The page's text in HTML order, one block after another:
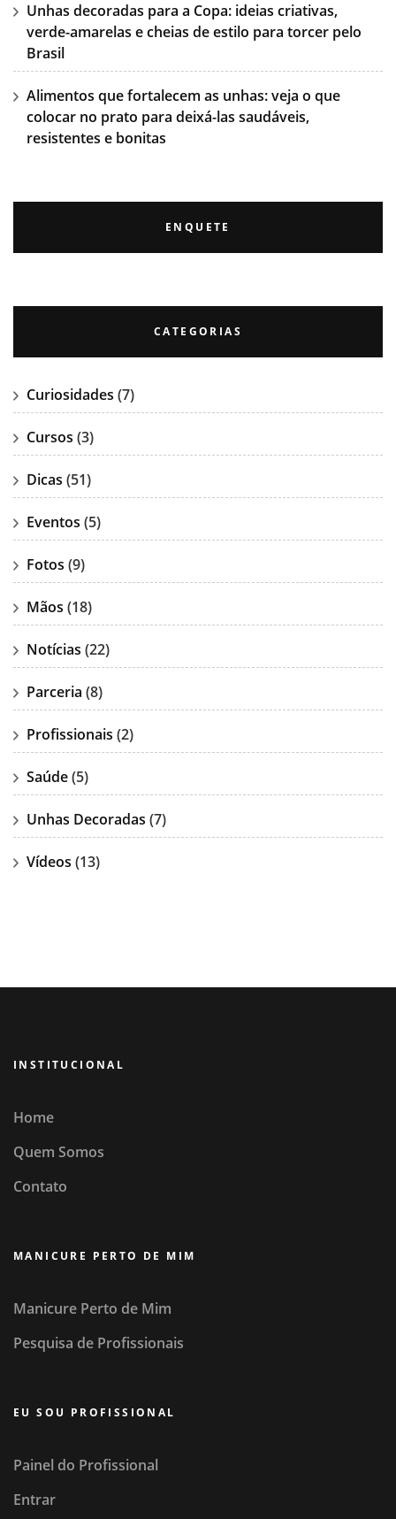
Unhas decoradas para a Copa: ideias criativas,
verde-amarelas e cheias de estilo para torcer pelo
Brasil
Alimentos que fortalecem as unhas: veja o que
colocar no prato para deixá-las saudáveis,
resistentes e bonitas
ENQUETE
CATEGORIAS
Curiosidades (7)
Cursos (3)
Dicas (51)
Eventos (5)
Fotos (9)
Mãos (18)
Notícias (22)
Parceria (8)
Profissionais (2)
Saúde(5)
Unhas Decoradas (7)
Vídeos (13)
INSTITUCIONAL
Home
Quem Somos
Contato
MANICURE PERTO DE MIM
Manicure Perto de Mim
Pesquisa de Profissionais
EU SOU PROFISSIONAL
Painel do Profissional
Entrar